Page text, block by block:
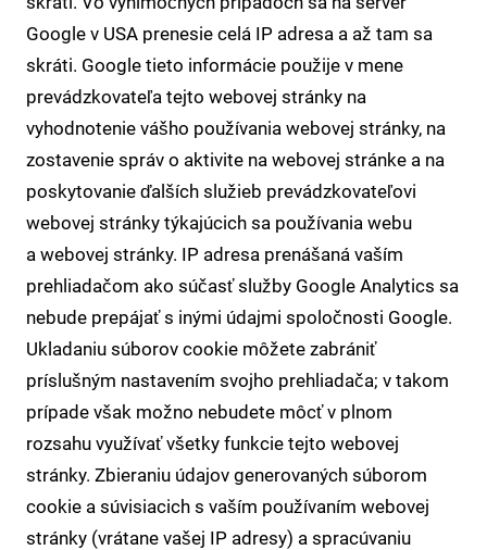
Google v USA prenesie celá IP adresa a až tam sa
skráti. Google tieto informácie použije v mene
prevádzkovateľa tejto webovej stránky na
vyhodnotenie vášho používania webovej stránky, na
zostavenie správ o aktivite na webovej stránke a na
poskytovanie ďalších služieb prevádzkovateľovi
webovej stránky týkajúcich sa používania webu
a webovej stránky. IP adresa prenášaná vaším
prehliadačom ako súčasť služby Google Analytics sa
nebude prepájať s inými údajmi spoločnosti Google.
Ukladaniu súborov cookie môžete zabrániť
príslušným nastavením svojho prehliadača; v takom
prípade však možno nebudete môcť v plnom
rozsahu využívať všetky funkcie tejto webovej
stránky. Zbieraniu údajov generovaných súborom
cookie a súvisiacich s vaším používaním webovej
stránky (vrátane vašej IP adresy) a spracúvaniu